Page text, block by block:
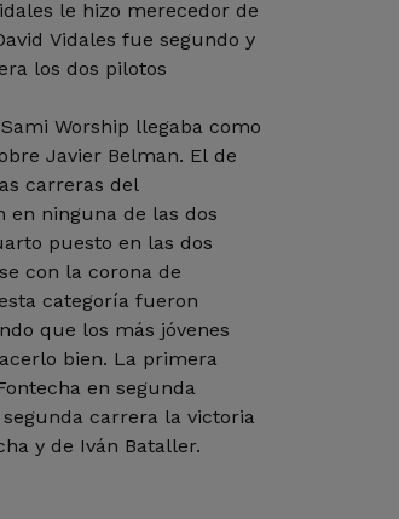
le hizo merecedor de
Vidales fue segundo y
los dos pilotos
Worship llegaba como
Javier Belman. El de
carreras del
en ninguna de las dos
puesto en las dos
con la corona de
categoría fueron
que los más jóvenes
bien. La primera
en segunda
carrera la victoria
y de Iván Bataller.